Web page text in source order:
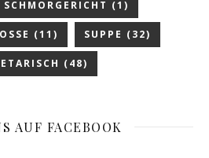
SCHMORGERICHT (1)
(11) SUPPE (32)
(48)
AUF FACEBOOK